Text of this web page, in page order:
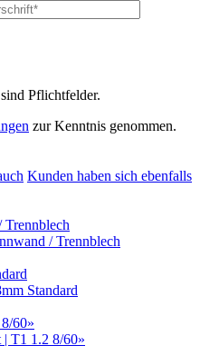
Pflichtfelder.
zur Kenntnis genommen.
Kunden haben sich ebenfalls
Trennblech
60»